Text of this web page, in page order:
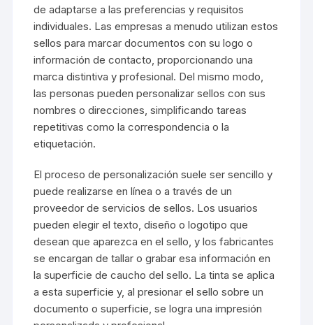
de adaptarse a las preferencias y requisitos
individuales. Las empresas a menudo utilizan estos
sellos para marcar documentos con su logo o
información de contacto, proporcionando una
marca distintiva y profesional. Del mismo modo,
las personas pueden personalizar sellos con sus
nombres o direcciones, simplificando tareas
repetitivas como la correspondencia o la
etiquetación.
El proceso de personalización suele ser sencillo y
puede realizarse en línea o a través de un
proveedor de servicios de sellos. Los usuarios
pueden elegir el texto, diseño o logotipo que
desean que aparezca en el sello, y los fabricantes
se encargan de tallar o grabar esa información en
la superficie de caucho del sello. La tinta se aplica
a esta superficie y, al presionar el sello sobre un
documento o superficie, se logra una impresión